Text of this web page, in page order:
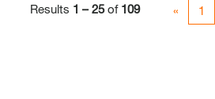
Results 1 – 25of 109 « 1